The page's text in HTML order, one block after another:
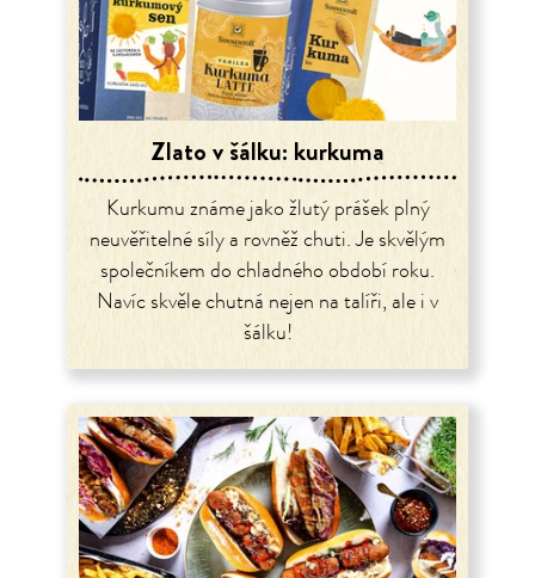
Zlato v šálku: kurkuma
Kurkumu známe jako žlutý prášek plný
neuvěřitelné síly a rovněž chuti. Je skvělým
společníkem do chladného období roku.
Navíc skvěle chutná nejen na talíři, ale i v
šálku!